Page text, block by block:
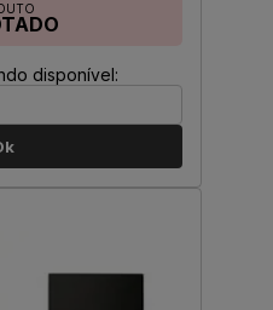
disponível: